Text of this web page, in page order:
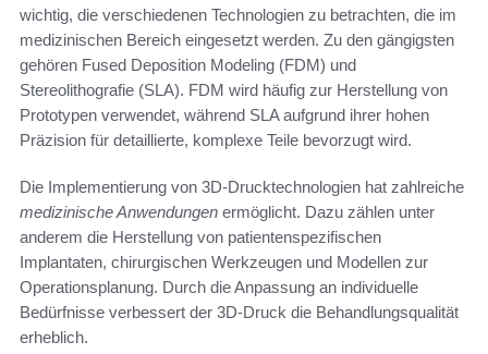
wichtig, die verschiedenen Technologien zu betrachten, die im
medizinischen Bereich eingesetzt werden. Zu den gängigsten
gehören Fused Deposition Modeling (FDM) und
Stereolithografie (SLA). FDM wird häufig zur Herstellung von
Prototypen verwendet, während SLA aufgrund ihrer hohen
Präzision für detaillierte, komplexe Teile bevorzugt wird.
Die Implementierung von 3D-Drucktechnologien hat zahlreiche
medizinische Anwendungen ermöglicht. Dazu zählen unter
anderem die Herstellung von patientenspezifischen
Implantaten, chirurgischen Werkzeugen und Modellen zur
Operationsplanung. Durch die Anpassung an individuelle
Bedürfnisse verbessert der 3D-Druck die Behandlungsqualität
erheblich.